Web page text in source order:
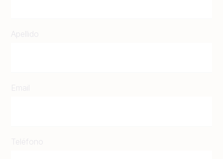
Apellido
Email
Teléfono